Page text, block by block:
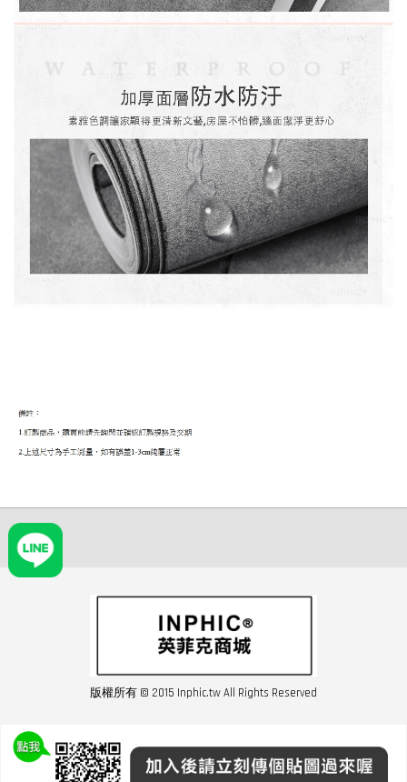
版權所有 © 2015 Inphic.tw All Rights Reserved
友站連結inphic營業設備
聯絡我們 02-28852016 如遇商品缺貨或數量不足請與客服聯繫